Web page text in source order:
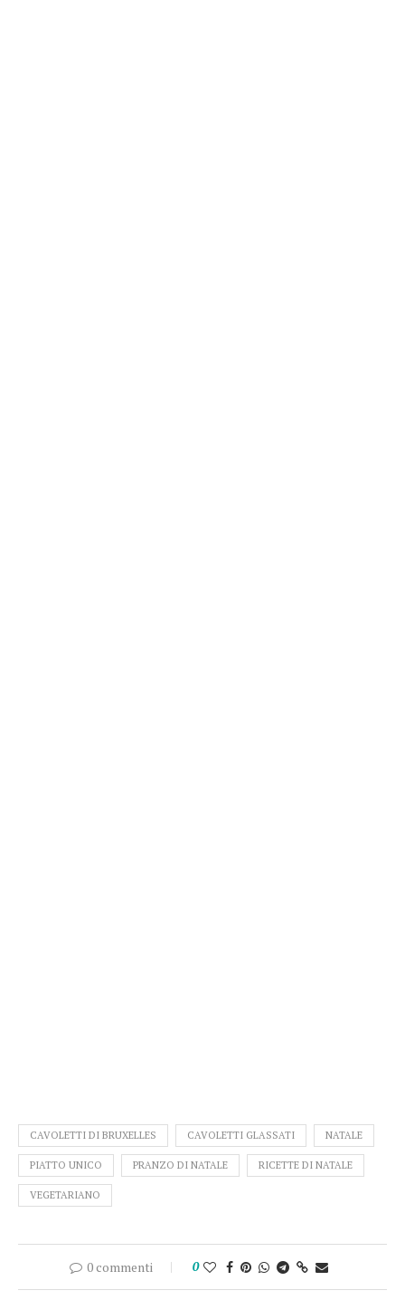
CAVOLETTI DI BRUXELLES CAVOLETTI GLASSATI NATALE
PIATTO UNICO PRANZO DI NATALE RICETTE DI NATALE
VEGETARIANO
0 commenti 0